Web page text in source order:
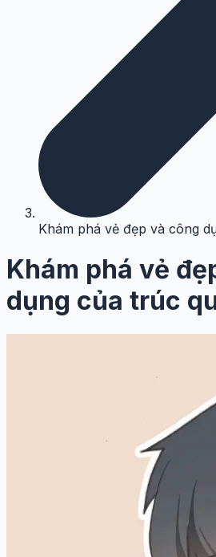
Khám phá vẻ đẹp và công
Khám phá vẻ
dụng của trúc